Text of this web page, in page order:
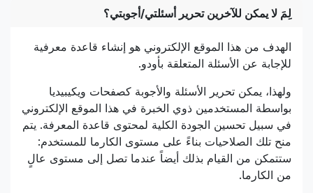
لِمَ لا يمكن للآخرين تحرير أسئلتي/أجوبتي؟
الهدف من هذا الموقع الإلكتروني هو إنشاء قاعدة معرفية
للإجابة عن الأسئلة المتعلقة بأودو.
ولهذا، يمكن تحرير الأسئلة والأجوبة كصفحات ويكيبيديا
بواسطة المستخدمين ذوي الخبرة في هذا الموقع الإلكتروني
في سبيل تحسين الجودة الكلية لمحتوى قاعدة المعرفة. يتم
منح تلك الصلاحيات بناءً على مستوى الكارما للمستخدم:
ستتمكن من القيام بذلك أيضاً عندما تصل إلى مستوى عالٍ
من الكارما.